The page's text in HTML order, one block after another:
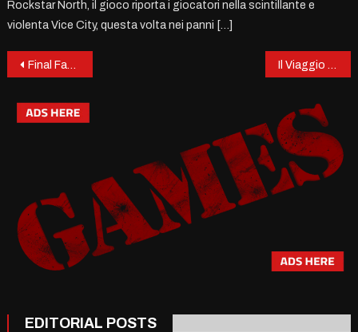
Rockstar North, il gioco riporta i giocatori nella scintillante e
violenta Vice City, questa volta nei panni […]
Post
navigation
Final Fantasy Tactics: The Ivalice Chronicles – Traduzione italiana prevista? Il Viaggio del Predestinato: Cosa Aspettarsi
EDITORIAL POSTS